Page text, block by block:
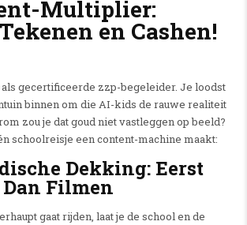
Multiplier:
en Cashen!
als gecertificeerde zzp-begeleider. Je loodst
binnen om die AI-kids de rauwe realiteit
zou je dat goud niet vastleggen op beeld?
schoolreisje een content-machine maakt:
Dekking: Eerst
Filmen
gaat rijden, laat je de school en de